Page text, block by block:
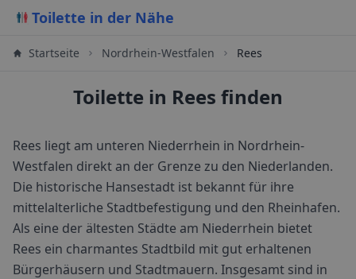
Toilette in der Nähe
Startseite Nordrhein-Westfalen Rees
Toilette in Rees finden
Rees liegt am unteren Niederrhein in Nordrhein-
Westfalen direkt an der Grenze zu den Niederlanden.
Die historische Hansestadt ist bekannt für ihre
mittelalterliche Stadtbefestigung und den Rheinhafen.
Als eine der ältesten Städte am Niederrhein bietet
Rees ein charmantes Stadtbild mit gut erhaltenen
Bürgerhäusern und Stadtmauern. Insgesamt sind in